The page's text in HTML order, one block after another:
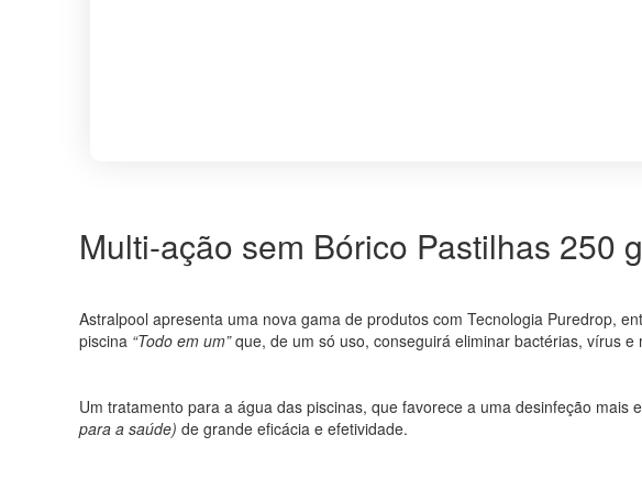
Multi-ação sem Bórico Pastilhas 250
Astralpool apresenta uma nova gama de produtos com Tecnologia Puredrop,
piscina “Todo em um”que, de um só uso, conseguirá eliminar bactérias, vírus
Um tratamento para a água das piscinas, que favorece a uma desinfeção
para a saúde) de grande eficácia e efetividade.